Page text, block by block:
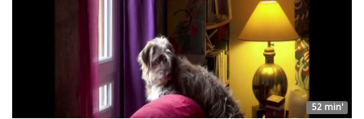
52 min'